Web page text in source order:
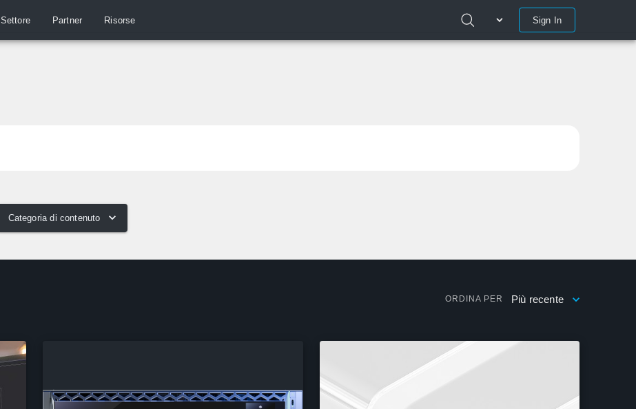
Settore Partner Risorse Sign In
Categoria di contenuto
ORDINA PER Più recente